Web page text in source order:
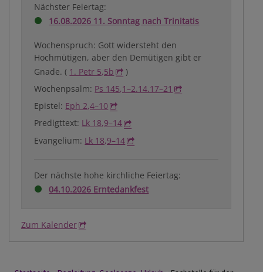
Nächster Feiertag:
16.08.2026 11. Sonntag nach Trinitatis
Wochenspruch: Gott widersteht den
Hochmütigen, aber den Demütigen gibt er
Gnade. ( 1. Petr 5,5b
)
Wochenpsalm: Ps 145,1–2.14.17–21
Epistel: Eph 2,4–10
Predigttext: Lk 18,9–14
Evangelium: Lk 18,9–14
Der nächste hohe kirchliche Feiertag:
04.10.2026 Erntedankfest
Zum Kalender